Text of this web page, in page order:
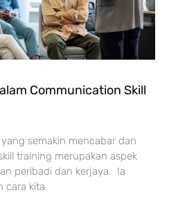
Communication Skill
semakin mencabar dan
training merupakan aspek
peribadi dan kerjaya. Ia
cara kita